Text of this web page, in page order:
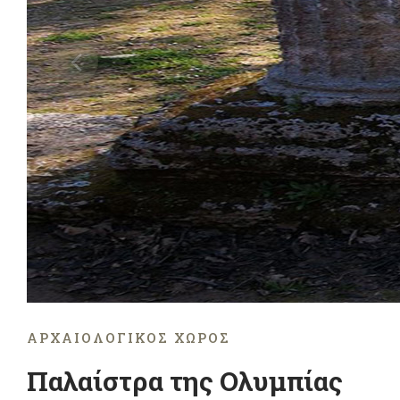
ΑΡΧΑΙΟΛΟΓΙΚΌΣ ΧΏΡΟΣ
Παλαίστρα της Ολυμπίας